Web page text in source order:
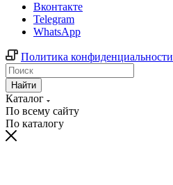
Вконтакте
Telegram
WhatsApp
Политика конфиденциальности
Найти
Каталог
По всему сайту
По каталогу